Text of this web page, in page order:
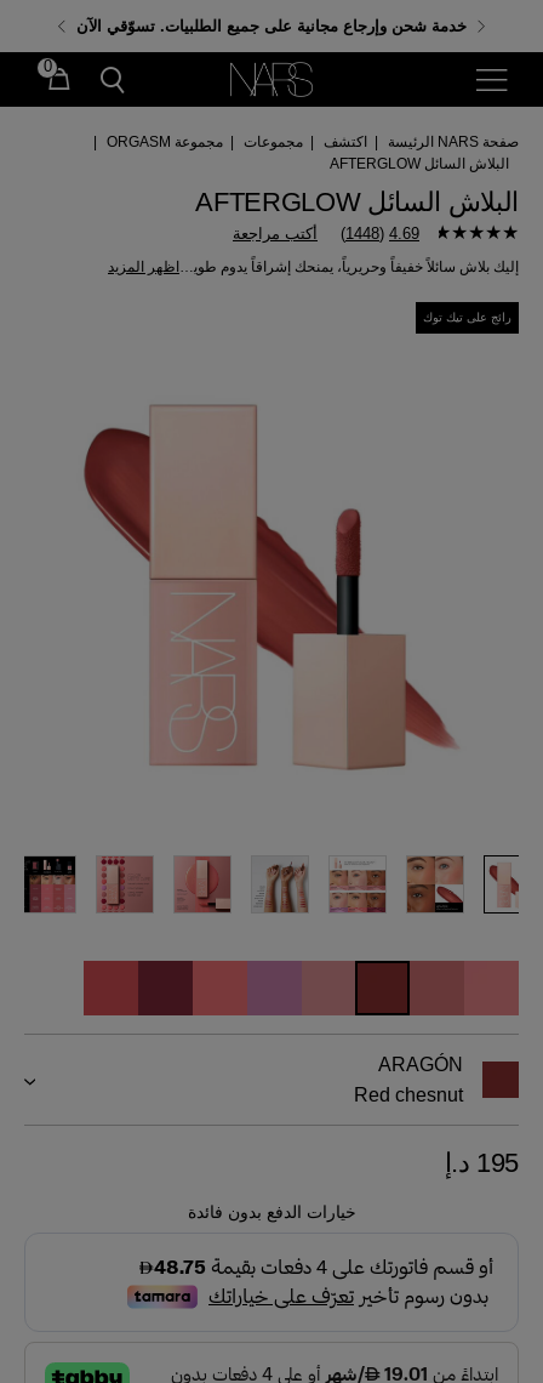
احصلي على هدايا مجانية عند إنفاق 350 د.إ. باستخدام الكود:
GIFTS
خدمة شحن وإرجاع مجانية على جميع الطلبيات. تسوّقي الآن
0
صفحة NARS الرئيسة اكتشف مجموعات مجموعة ORGASM
البلاش السائل AFTERGLOW
البلاش السائل AFTERGLOW
4.69
(
1448
) أكتب مراجعة
إليك بلاش سائلاً خفيفاً وحريرياً، يمنحك إشراقاً يدوم طويلاً وترطيباً حتى 8 ساعات. اظهر المزيد
رائج على تيك توك
ARAGÓN
Red chesnut
195 د.إ
خيارات الدفع بدون فائدة